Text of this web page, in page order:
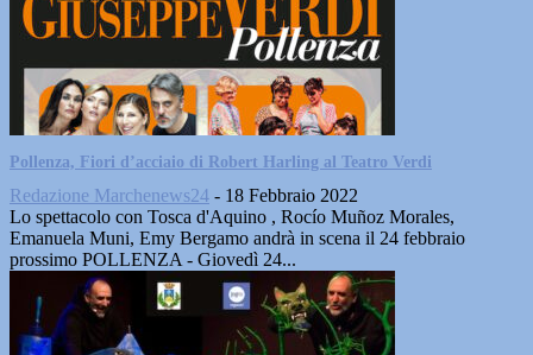
Pollenza, Fiori d’acciaio di Robert Harling al Teatro Verdi
Redazione Marchenews24 - 18 Febbraio 2022
Lo spettacolo con Tosca d'Aquino , Rocío Muñoz Morales,
Emanuela Muni, Emy Bergamo andrà in scena il 24 febbraio
prossimo POLLENZA - Giovedì 24...